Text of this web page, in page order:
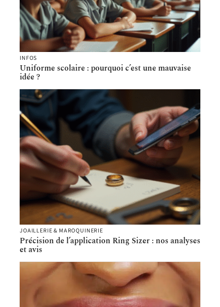
INFOS
Uniforme scolaire : pourquoi c’est une mauvaise
idée ?
JOAILLERIE & MAROQUINERIE
Précision de l’application Ring Sizer : nos analyses
et avis